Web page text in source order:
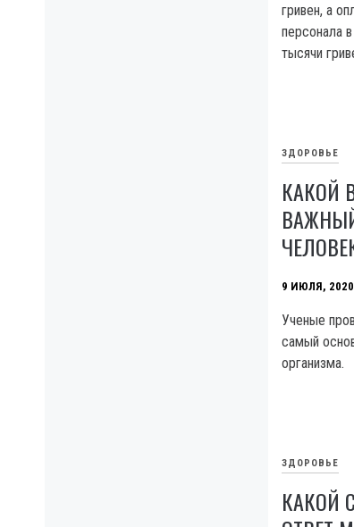
гривен, а
персонала
тысячи
ЗДОРОВЬЕ
КАКОЙ
9 ИЮЛЯ, 2020
Ученые
самый
организма.
ЗДОРОВЬЕ
КАКОЙ